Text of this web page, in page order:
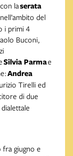
laserata
del
i primi 4
Buconi,
Silvia Parmae
Andrea
Tirelli ed
di due
fra giugno e